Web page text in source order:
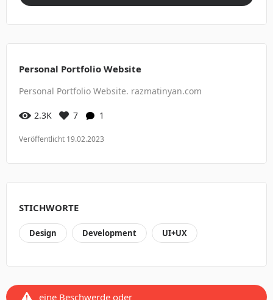
Personal Portfolio Website
Personal Portfolio Website. razmatinyan.com
2.3K 7 1
Veröffentlicht 19.02.2023
STICHWORTE
Design Development UI+UX
eine Beschwerde oder